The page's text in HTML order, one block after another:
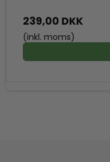
239,00 DKK
(inkl. moms)